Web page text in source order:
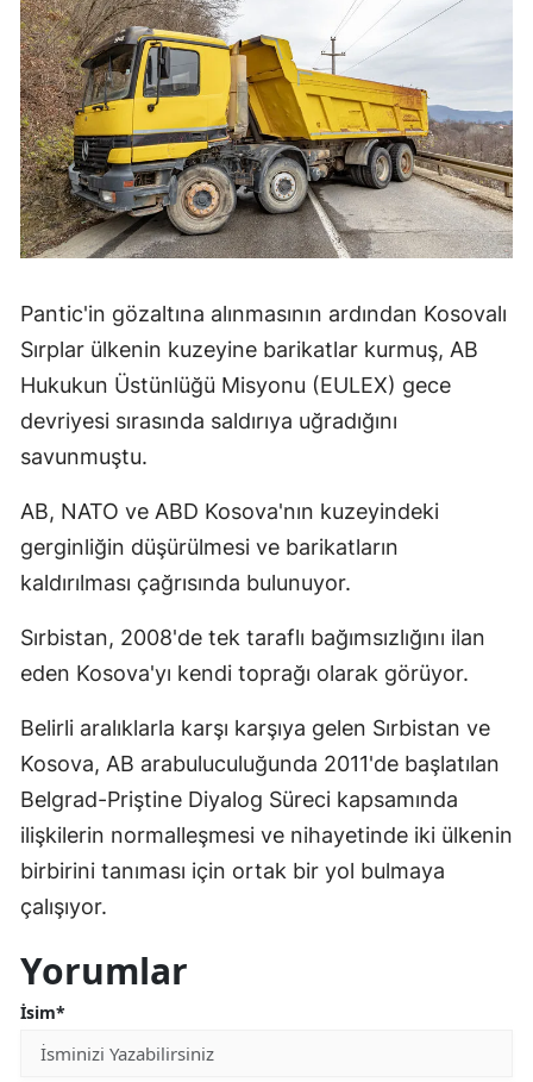
Ardahan
Iğdır
Yalova
Karabük
Kilis
Düzce
Pantic'in gözaltına alınmasının ardından Kosovalı
Sırplar ülkenin kuzeyine barikatlar kurmuş, AB
Hukukun Üstünlüğü Misyonu (EULEX) gece
devriyesi sırasında saldırıya uğradığını
savunmuştu.
AB, NATO ve ABD Kosova'nın kuzeyindeki
gerginliğin düşürülmesi ve barikatların
kaldırılması çağrısında bulunuyor.
Sırbistan, 2008'de tek taraflı bağımsızlığını ilan
eden Kosova'yı kendi toprağı olarak görüyor.
Belirli aralıklarla karşı karşıya gelen Sırbistan ve
Kosova, AB arabuluculuğunda 2011'de başlatılan
Belgrad-Priştine Diyalog Süreci kapsamında
ilişkilerin normalleşmesi ve nihayetinde iki ülkenin
birbirini tanıması için ortak bir yol bulmaya
çalışıyor.​​​
Yorumlar
İsim*